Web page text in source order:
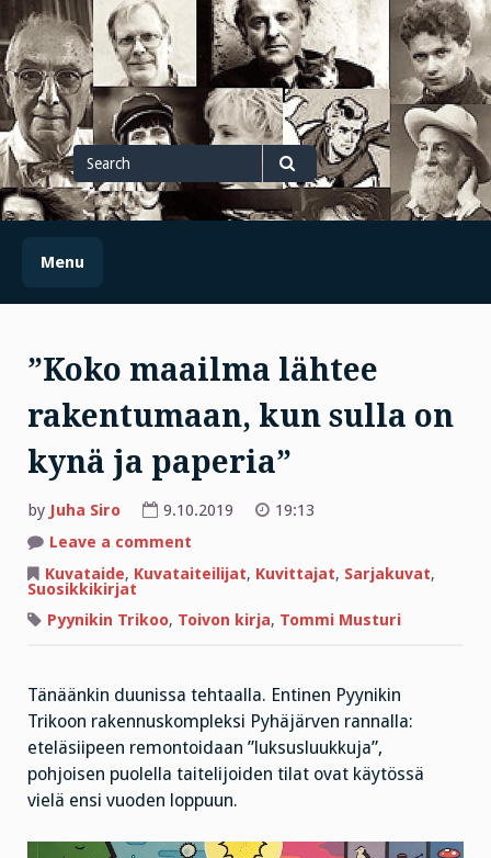
Skip
to
content
Search
for
Search
Menu
”Koko maailma lähtee
rakentumaan, kun sulla on
kynä ja paperia”
by Juha Siro 9.10.2019
19:13
Leave a comment
maailma
lähtee
kun
paperia”
Kuvataide, Kuvataiteilijat, Kuvittajat, Sarjakuvat,
Suosikkikirjat
Pyynikin Trikoo, Toivon kirja, Tommi Musturi
Tänäänkin duunissa tehtaalla. Entinen Pyynikin
Trikoon rakennuskompleksi Pyhäjärven rannalla:
eteläsiipeen remontoidaan ”luksusluukkuja”,
pohjoisen puolella taitelijoiden tilat ovat käytössä
vielä ensi vuoden loppuun.